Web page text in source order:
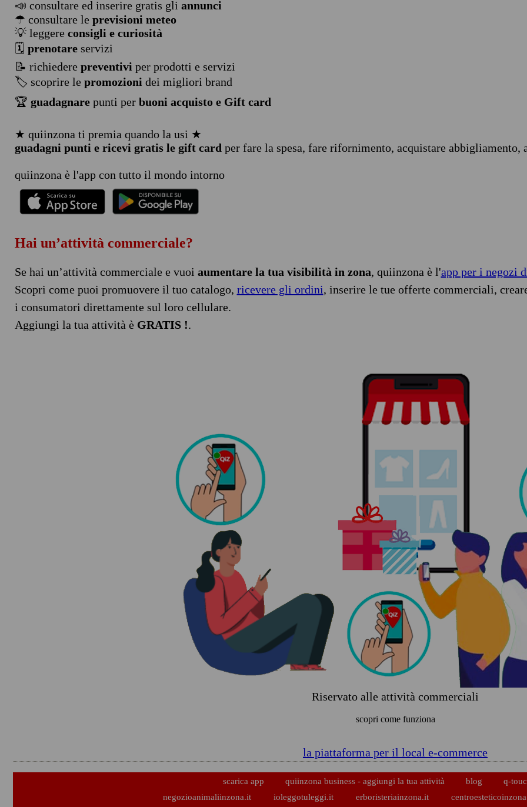
📣 consultare ed inserire gratis gli annunci
☂ consultare le previsioni meteo
💡 leggere consigli e curiosità
🗓️ prenotareservizi
📝 richiedere preventivi per prodotti e servizi
🏷️ scoprire le promozioni dei migliori brand
🏆 guadagnarepunti per buoni acquisto e Gift card
★ quiinzona ti premia quando la usi ★
guadagni punti e ricevi gratis le gift card per fare la spesa, fare rifornimento, acquistare abbigliamento,
quiinzona è l'app con tutto il mondo intorno
Hai un’attività commerciale?
Se hai un’attività commerciale e vuoi aumentare la tua visibilità in zona, quiinzona è l'app per i negozi
Scopri come puoi promuovere il tuo catalogo, ricevere gli ordini, inserire le tue offerte commerciali,
i consumatori direttamente sul loro cellulare.
Aggiungi la tua attività è GRATIS !.
Riservato alle attività commerciali
scopri come funziona
la piattaforma per il local e-commerce
scarica app quiinzona business - aggiungi la tua attività blog
q-
negozioanimaliinzona.it
ioleggotuleggi.it erboristeriainzona.it